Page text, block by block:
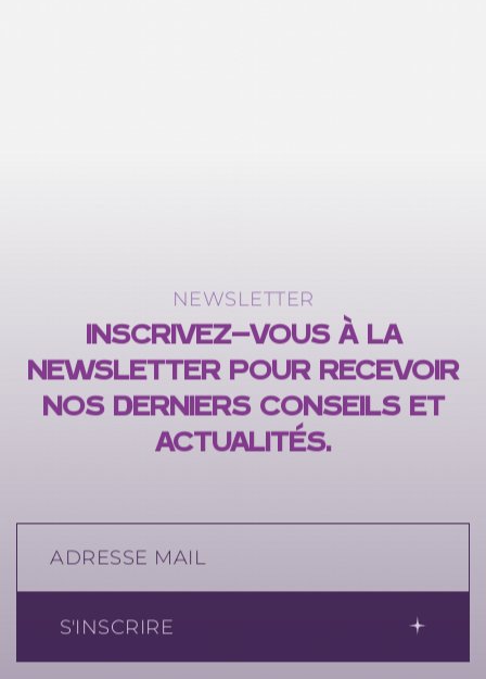
NEWSLETTER
INSCRIVEZ-VOUS À LA
NEWSLETTER POUR RECEVOIR
NOS DERNIERS CONSEILS ET
ACTUALITÉS.